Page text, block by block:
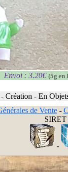
Envoi : 3.20€ (5g en
- Création - En
de Vente-
SIRET
-